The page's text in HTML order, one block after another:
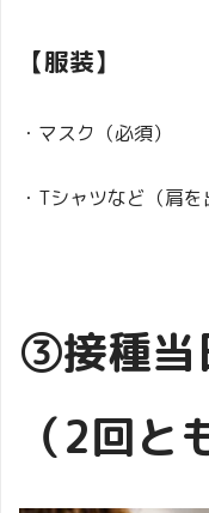
【服装】
・マスク（必須）
・Tシャツなど（肩を
③接種当
（2回と